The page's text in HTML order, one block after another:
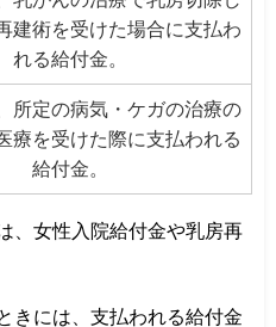
建術を受けた場合に支払わ
れる給付金。
所定の病気・ケガの治療の
療を受けた際に支払われる
給付金。
、女性入院給付金や乳房再
きには、支払われる給付金